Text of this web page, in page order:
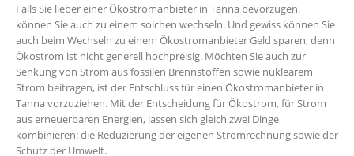
Falls Sie lieber einer Ökostromanbieter in Tanna bevorzugen,
können Sie auch zu einem solchen wechseln. Und gewiss können Sie
auch beim Wechseln zu einem Ökostromanbieter Geld sparen, denn
Ökostrom ist nicht generell hochpreisig. Möchten Sie auch zur
Senkung von Strom aus fossilen Brennstoffen sowie nuklearem
Strom beitragen, ist der Entschluss für einen Ökostromanbieter in
Tanna vorzuziehen. Mit der Entscheidung für Ökostrom, für Strom
aus erneuerbaren Energien, lassen sich gleich zwei Dinge
kombinieren: die Reduzierung der eigenen Stromrechnung sowie der
Schutz der Umwelt.